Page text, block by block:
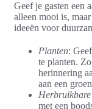
Geef je gasten een
alleen mooi is,
ideeën voor
Planten:
te planten.
herinnering
aan een
Herbruikbare
met een